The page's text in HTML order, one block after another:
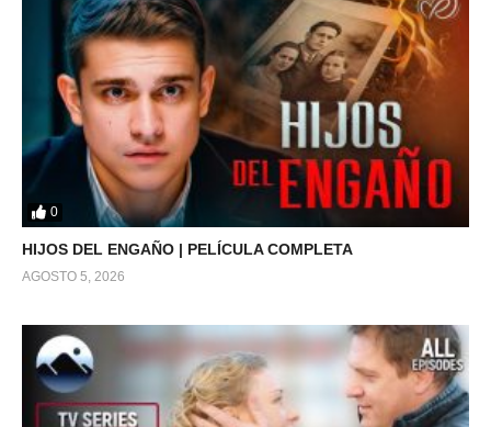
0
HIJOS DEL ENGAÑO | PELÍCULA COMPLETA
AGOSTO 5, 2026